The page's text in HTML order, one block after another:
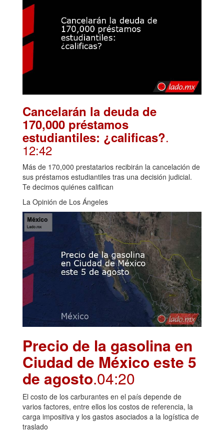
Cancelarán la deuda de
170,000 préstamos
estudiantiles: ¿calificas?.
12:42
Más de 170,000 prestatarios recibirán la cancelación de
sus préstamos estudiantiles tras una decisión judicial.
Te decimos quiénes califican
La Opinión de Los Ángeles
Precio de la gasolina en
Ciudad de México este 5
de agosto.04:20
El costo de los carburantes en el país depende de
varios factores, entre ellos los costos de referencia, la
carga impositiva y los gastos asociados a la logística de
traslado